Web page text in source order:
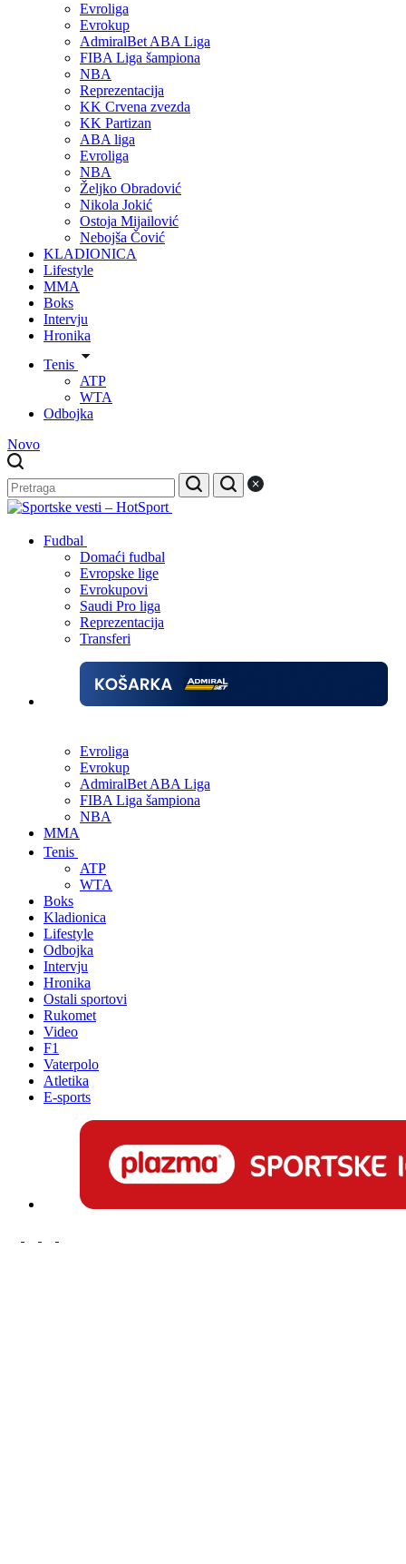
Evroliga
Evrokup
AdmiralBet ABA Liga
FIBA Liga šampiona
NBA
Reprezentacija
KK Crvena zvezda
KK Partizan
ABA liga
Evroliga
NBA
Željko Obradović
Nikola Jokić
Ostoja Mijailović
Nebojša Čović
KLADIONICA
Lifestyle
MMA
Boks
Intervju
Hronika
Tenis
ATP
WTA
Odbojka
Novo
Fudbal
Domaći fudbal
Evropske lige
Evrokupovi
Saudi Pro liga
Reprezentacija
Transferi
Evroliga
Evrokup
AdmiralBet ABA Liga
FIBA Liga šampiona
NBA
MMA
Tenis
ATP
WTA
Boks
Kladionica
Lifestyle
Odbojka
Intervju
Hronika
Ostali sportovi
Rukomet
Video
F1
Vaterpolo
Atletika
E-sports